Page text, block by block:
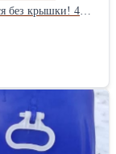
без крышки! 400
рублей. Наш
4 Время
без обеда.